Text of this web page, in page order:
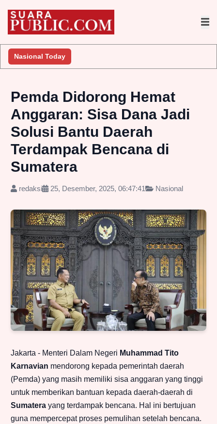
Nasional Today
Penyelidikan
Pemda Didorong Hemat
Anggaran: Sisa Dana Jadi
Solusi Bantu Daerah
Terdampak Bencana di
Sumatera
redaksi 25, Desember, 2025, 06:47:41 Nasional
Jakarta - Menteri Dalam Negeri Muhammad Tito
Karnavian mendorong kepada pemerintah daerah
(Pemda) yang masih memiliki sisa anggaran yang tinggi
untuk memberikan bantuan kepada daerah-daerah di
Sumatera yang terdampak bencana. Hal ini bertujuan
guna mempercepat proses pemulihan setelah bencana.